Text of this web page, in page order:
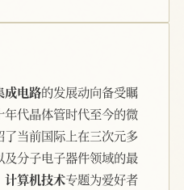
成电路的发展动向备受瞩
代晶体管时代至今的微
当前国际上在三次元多
分子电子器件领域的最
计算机技术专题为爱好者